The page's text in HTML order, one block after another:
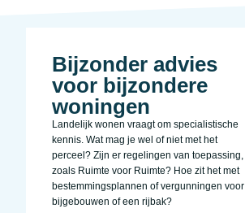
Bijzonder advies
voor bijzondere
woningen
Landelijk wonen vraagt om specialistische
kennis. Wat mag je wel of niet met het
perceel? Zijn er regelingen van toepassing,
zoals Ruimte voor Ruimte? Hoe zit het met
bestemmingsplannen of vergunningen voor
bijgebouwen of een rijbak?